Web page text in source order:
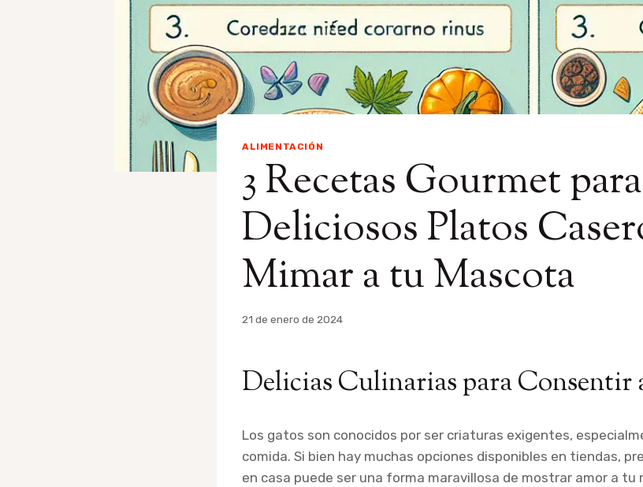
ALIMENTACIÓN
3 Recetas Gourmet
Deliciosos Platos
Mimar a tu Mascota
Por
21 de enero de 2024
Delicias Culinarias para Consentir
Los gatos son conocidos por ser criaturas exigentes,
comida. Si bien hay muchas opciones disponibles en tiendas,
en casa puede ser una forma maravillosa de mostrar amor a